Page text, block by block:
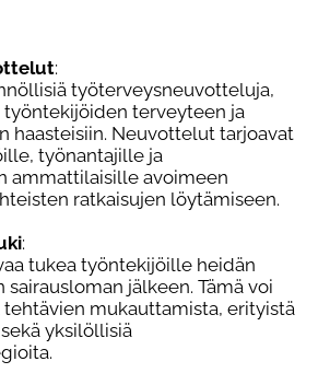
:
työterveysneuvotteluja,
työntekijöiden terveyteen ja
haasteisiin. Neuvottelut tarjoavat
työnantajille ja
ammattilaisille avoimeen
ratkaisujen löytämiseen.
:
tukea työntekijöille heidän
sairausloman jälkeen. Tämä voi
tehtävien mukauttamista, erityistä
yksilöllisiä